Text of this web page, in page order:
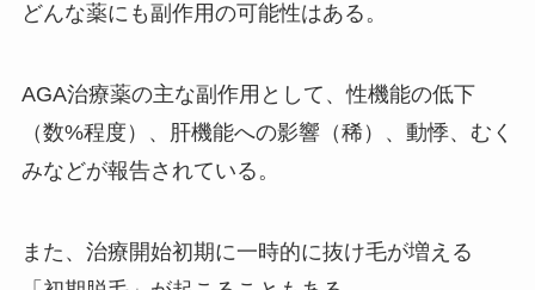
どんな薬にも副作用の可能性はある。
AGA治療薬の主な副作用として、性機能の低下
（数%程度）、肝機能への影響（稀）、動悸、むく
みなどが報告されている。
また、治療開始初期に一時的に抜け毛が増える